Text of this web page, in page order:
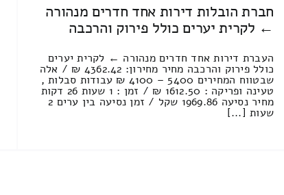
חברת הובלות דירות אחד חדרים מנהורה
← לקרית יערים כולל פירוק והרכבה
העברת דירות אחד חדרים מנהורה ← לקרית יערים
כולל פירוק והרכבה מחיר מחירון: 4362.42 ₪ / אלה
שבטווח המחירים 5400 – 4100 ₪ עבודות סבלות ,
טעינה ופריקה : 1612.50 ₪ / זמן : 1 שעות 26 דקות
מחיר נסיעה 1969.86 שקל / זמן נסיעה בין ערים 2
שעות [...]